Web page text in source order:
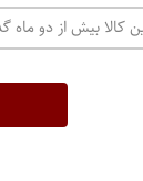
کالا بیش از دو